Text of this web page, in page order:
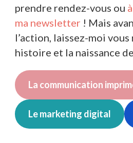
prendre rendez-vous ou
ma newsletter ! Mais
l’action, laissez-moi
histoire et la naissance
La communication
Le marketing digital